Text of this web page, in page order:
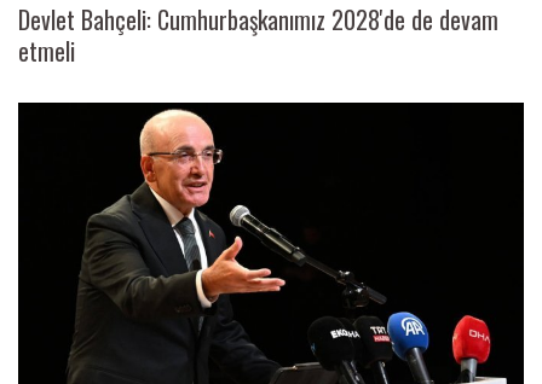
Devlet Bahçeli: Cumhurbaşkanımız 2028'de de devam
etmeli